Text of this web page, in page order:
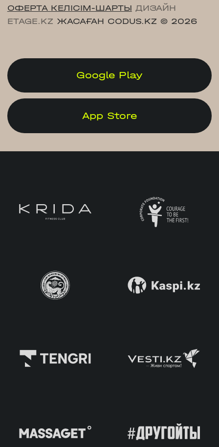
ОФЕРТА КЕЛІСІМ-ШАРТЫ ДИЗАЙН
ETAGE.KZ ЖАСАҒАН CODUS.KZ © 2026
Google Play
App Store